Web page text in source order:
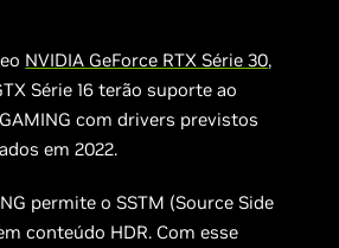
NVIDIA GeForce RTX Série 30,
Série 16 terão suporte ao
com drivers previstos
em 2022.
permite o SSTM (Source Side
conteúdo HDR. Com esse